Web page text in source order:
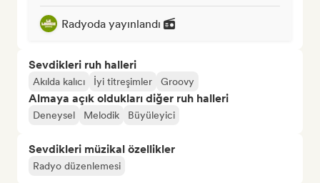
Radyoda yayınlandı
Sevdikleri ruh halleri
Akılda kalıcı İyi titreşimler Groovy
Almaya açık oldukları diğer ruh halleri
Deneysel Melodik Büyüleyici
Sevdikleri müzikal özellikler
Radyo düzenlemesi